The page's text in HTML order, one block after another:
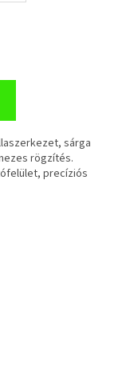
sárga
rögzítés.
precíziós